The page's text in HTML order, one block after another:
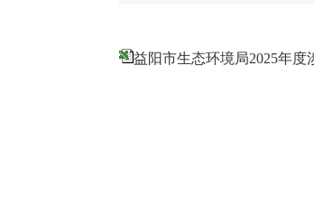
益阳市生态环境局2025年度